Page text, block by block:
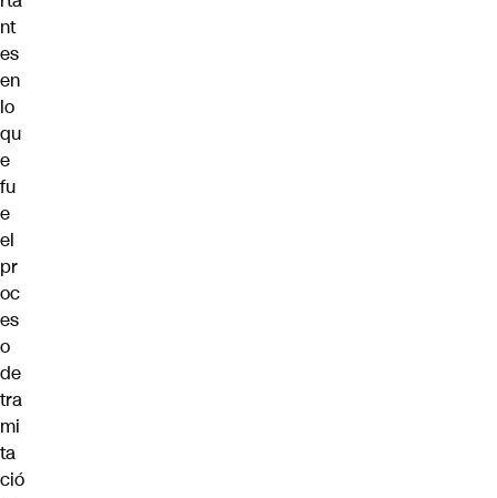
nt
es
en
lo
qu
e
fu
e
el
pr
oc
es
o
de
tra
mi
ta
ció